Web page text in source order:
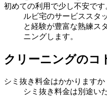
初めての利用で少し不安です
ルビ宅のサービススタ
と経験が豊富な熟練ス
ニングします。
クリーニングのコ
シミ抜き料金はかかりますか
シミ抜き料金は別途い